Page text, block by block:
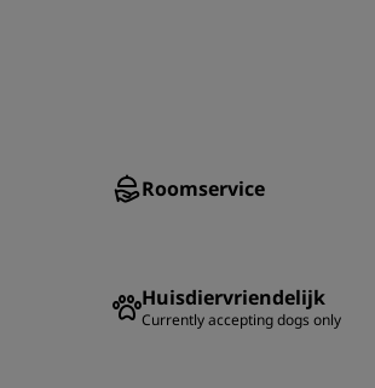
Roomservice
Huisdiervriendelijk
Currently accepting dogs only